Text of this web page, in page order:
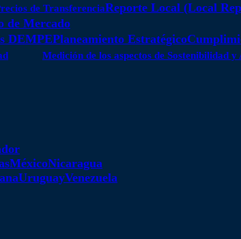
de TransferenciaReporte Local (Local
de Mercado
DEMPEPlaneamiento Estratégico
Medición de los aspectos de Sostenibilidad y
MéxicoNicaragua
UruguayVenezuela